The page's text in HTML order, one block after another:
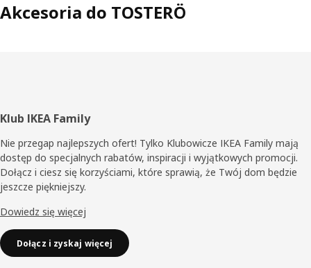
Akcesoria do TOSTERÖ
Stopka
Klub IKEA Family
Nie przegap najlepszych ofert! Tylko Klubowicze IKEA Family mają
dostęp do specjalnych rabatów, inspiracji i wyjątkowych promocji.
Dołącz i ciesz się korzyściami, które sprawią, że Twój dom będzie
jeszcze piękniejszy.
Dowiedz się więcej
Dołącz i zyskaj więcej